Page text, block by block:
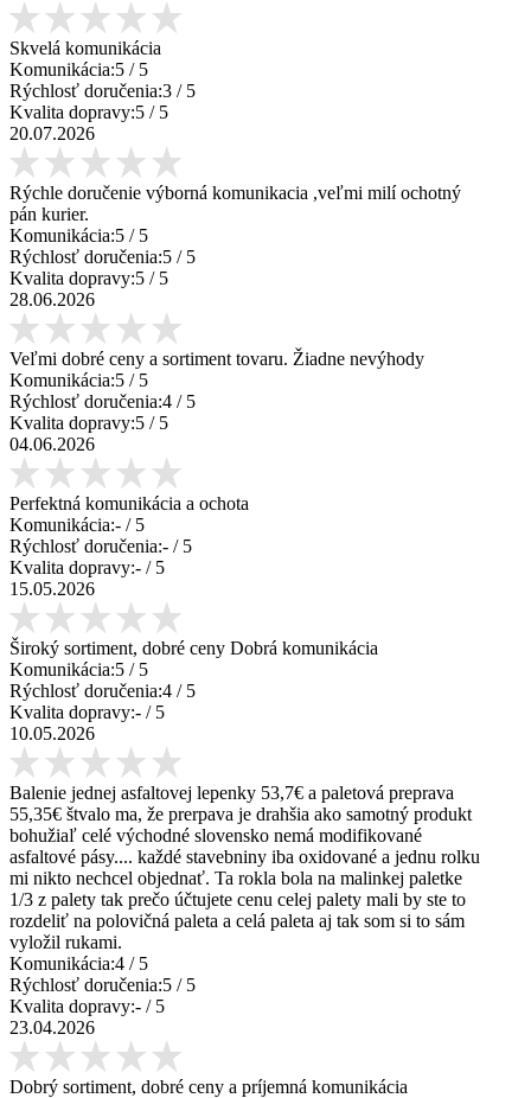
Skvelá komunikácia
Komunikácia:5 / 5
Rýchlosť doručenia:3 / 5
Kvalita dopravy:5 / 5
20.07.2026
Rýchle doručenie výborná komunikacia ,veľmi milí ochotný
pán kurier.
Komunikácia:5 / 5
Rýchlosť doručenia:5 / 5
Kvalita dopravy:5 / 5
28.06.2026
Veľmi dobré ceny a sortiment tovaru. Žiadne nevýhody
Komunikácia:5 / 5
Rýchlosť doručenia:4 / 5
Kvalita dopravy:5 / 5
04.06.2026
Perfektná komunikácia a ochota
Komunikácia:- / 5
Rýchlosť doručenia:- / 5
Kvalita dopravy:- / 5
15.05.2026
Široký sortiment, dobré ceny Dobrá komunikácia
Komunikácia:5 / 5
Rýchlosť doručenia:4 / 5
Kvalita dopravy:- / 5
10.05.2026
Balenie jednej asfaltovej lepenky 53,7€ a paletová preprava
55,35€ štvalo ma, že prerpava je drahšia ako samotný produkt
bohužiaľ celé východné slovensko nemá modifikované
asfaltové pásy.... každé stavebniny iba oxidované a jednu rolku
mi nikto nechcel objednať. Ta rokla bola na malinkej paletke
1/3 z palety tak prečo účtujete cenu celej palety mali by ste to
rozdeliť na polovičná paleta a celá paleta aj tak som si to sám
vyložil rukami.
Komunikácia:4 / 5
Rýchlosť doručenia:5 / 5
Kvalita dopravy:- / 5
23.04.2026
Dobrý sortiment, dobré ceny a príjemná komunikácia